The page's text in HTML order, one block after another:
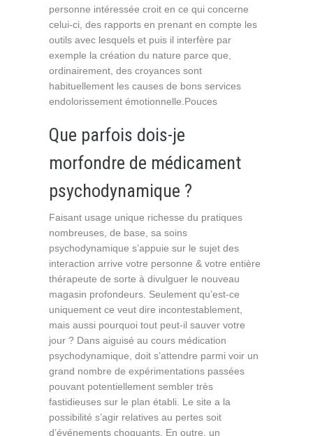
personne intéressée croit en ce qui concerne
celui-ci, des rapports en prenant en compte les
outils avec lesquels et puis il interfère par
exemple la création du nature parce que,
ordinairement, des croyances sont
habituellement les causes de bons services
endolorissement émotionnelle.Pouces
Que parfois dois-je
morfondre de médicament
psychodynamique ?
Faisant usage unique richesse du pratiques
nombreuses, de base, sa soins
psychodynamique s’appuie sur le sujet des
interaction arrive votre personne & votre entière
thérapeute de sorte à divulguer le nouveau
magasin profondeurs. Seulement qu’est-ce
uniquement ce veut dire incontestablement,
mais aussi pourquoi tout peut-il sauver votre
jour ? Dans aiguisé au cours médication
psychodynamique, doit s’attendre parmi voir un
grand nombre de expérimentations passées
pouvant potentiellement sembler très
fastidieuses sur le plan établi. Le site a la
possibilité s’agir relatives au pertes soit
d’événements choquants. En outre, un